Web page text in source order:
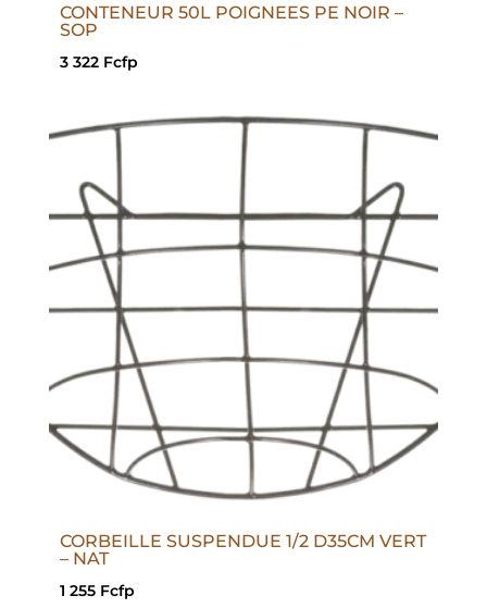
CONTENEUR 50L POIGNEES PE NOIR –
SOP
3 322 Fcfp
CORBEILLE SUSPENDUE 1/2 D35CM VERT
– NAT
1 255 Fcfp